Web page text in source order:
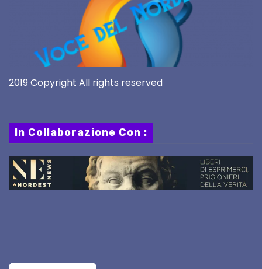
2019 Copyright All rights reserved
In Collaborazione Con :